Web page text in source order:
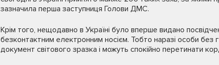
зазначила перша заступниця Голови ДМС.
Крім того, нещодавно в Україні було вперше видано
безконтактним електронним носієм. Тобто наразі особи
документ світового зразка і можуть спокійно перетинати